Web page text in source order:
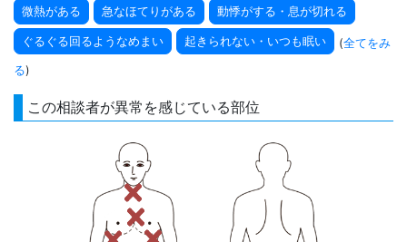
微熱がある 急なほてりがある 動悸がする・息が切れる
ぐるぐる回るようなめまい 起きられない・いつも眠い (全てをみ
る)
この相談者が異常を感じている部位